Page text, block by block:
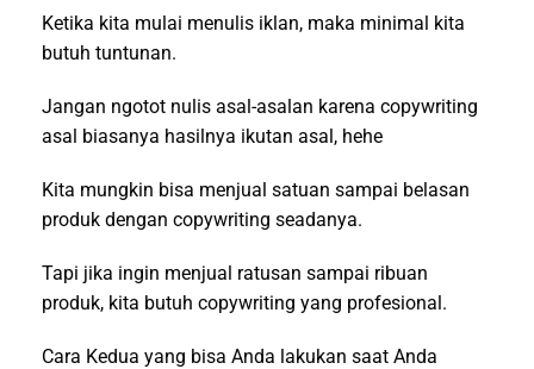
Ketika kita mulai menulis iklan, maka minimal kita
butuh tuntunan.
Jangan ngotot nulis asal-asalan karena copywriting
asal biasanya hasilnya ikutan asal, hehe
Kita mungkin bisa menjual satuan sampai belasan
produk dengan copywriting seadanya.
Tapi jika ingin menjual ratusan sampai ribuan
produk, kita butuh copywriting yang profesional.
Cara Kedua yang bisa Anda lakukan saat Anda